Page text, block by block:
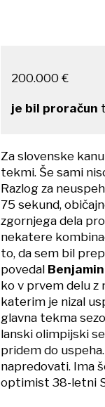
200.000 €
je bil proračun
Za slovenske
tekmi. Še sami
Razlog za
75 sekund,
zgornjega dela
nekatere
to, da sem bil
povedal
ko v prvem delu z
katerim je nizal
glavna tekma
lanski olimpijski
pridem do
napredovati. Ima
optimist 38-letni